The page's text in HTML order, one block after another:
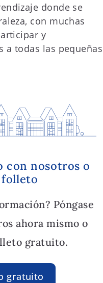
donde se
con muchas
y
a todas las pequeñas
con nosotros o
Póngase
ahora mismo o
gratuito.
gratuito